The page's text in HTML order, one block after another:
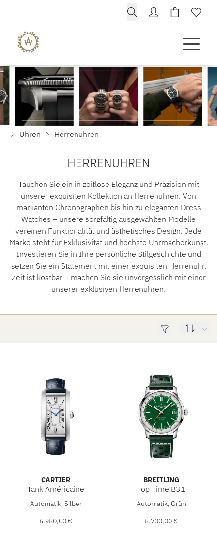
Uhren Herrenuhren
HERRENUHREN
Tauchen Sie ein in zeitlose Eleganz und Präzision mit
unserer exquisiten Kollektion an Herrenuhren. Von
markanten Chronographen bis hin zu eleganten Dress
Watches – unsere sorgfältig ausgewählten Modelle
vereinen Funktionalität und ästhetisches Design. Jede
Marke steht für Exklusivität und höchste Uhrmacherkunst.
Investieren Sie in Ihre persönliche Stilgeschichte und
setzen Sie ein Statement mit einer exquisiten Herrenuhr.
Zeit ist kostbar – machen Sie sie unvergesslich mit einer
unserer exklusiven Herrenuhren.
CARTIER
Tank Américaine
Cartier Tank Américaine, Ref: WSTA0083, Preis: 6.950,00 €
Automatik, Silber
6.950,00 €
BREITLING
Top Time B31
Breitling Top Time B31,
Automatik, Grün
5.700,00 €